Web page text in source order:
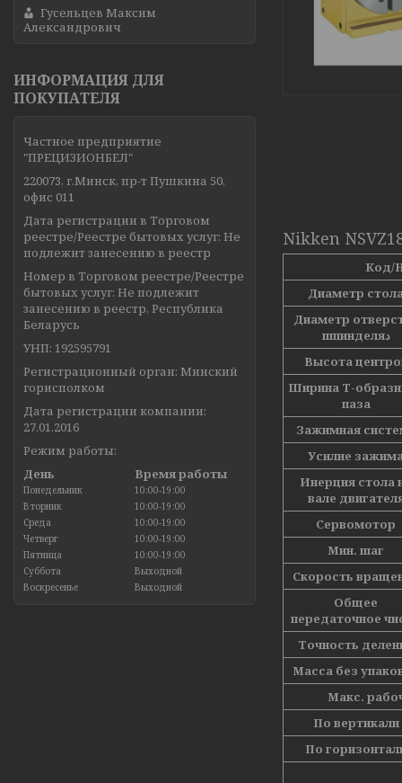
Nikken
Код/
Диаметр
Диаметр
шпинделяد
Высота
Ширина T-
паза
Зажимная
Усилие
Инерция стола
вале
Сервомотор
Мин. шаг
Скорость
Общее
передаточное
Точность
Масса без
Макс.
По вертикали
По
Гусельцев Максим
Александрович
ИНФОРМАЦИЯ ДЛЯ
ПОКУПАТЕЛЯ
Частное предприятие
"ПРЕЦИЗИОНБЕЛ"
220073, г.Минск, пр-т Пушкина 50,
офис 011
Дата регистрации в Торговом
реестре/Реестре бытовых услуг: Не
подлежит занесению в реестр
Номер в Торговом реестре/Реестре
бытовых услуг: Не подлежит
занесению в реестр, Республика
Беларусь
УНП: 192595791
Регистрационный орган: Минский
горисполком
Дата регистрации компании:
27.01.2016
Режим работы:
День
Время работы
Понедельник
10:00-19:00
Вторник
10:00-19:00
Среда
10:00-19:00
Четверг
10:00-19:00
Пятница
10:00-19:00
Суббота
Выходной
Воскресенье
Выходной